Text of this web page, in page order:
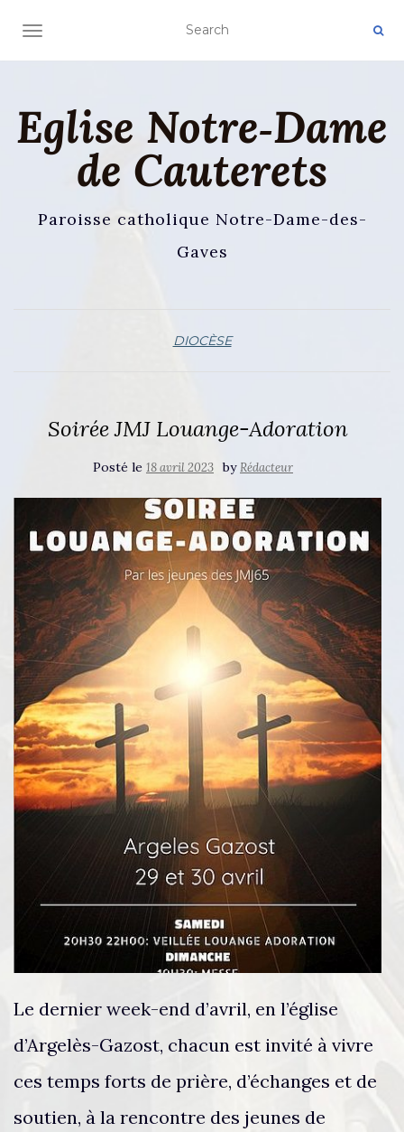
AFFICHER/MASQUER LA NAVIGATION
Eglise Notre‑Dame
de Cauterets
Paroisse catholique Notre-Dame-des-
Gaves
DIOCÈSE
Soirée JMJ Louange-Adoration
Posté le 18 avril 2023 byRédacteur
Le dernier week-end d’avril, en l’église
d’Argelès-Gazost, chacun est invité à vivre
ces temps forts de prière, d’échanges et de
soutien, à la rencontre des jeunes de